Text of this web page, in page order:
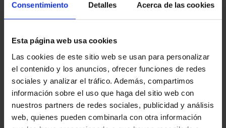
Consentimiento Detalles Acerca de las cookies
Esta página web usa cookies
Las cookies de este sitio web se usan para personalizar
el contenido y los anuncios, ofrecer funciones de redes
sociales y analizar el tráfico. Además, compartimos
información sobre el uso que haga del sitio web con
nuestros partners de redes sociales, publicidad y análisis
web, quienes pueden combinarla con otra información
La vivienda está equipada con aire acondicionado, calefacción por
radiadores y placas solares para el consumo eléctrico, ofreciendo
zonas residenciales más valoradas de Sant Just Desvern, con fácil
acceso a Barcelona y a todos los servicios.
AICAT 145 – API 1519 | VENTA 2ªMANO para REFORMAR | CEE: F25Q30L12
– CHB 07136714001 | Impuesto ITP, según tipo vigente. Gastos
Mapa